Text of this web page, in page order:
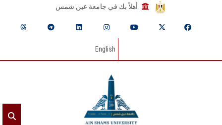
أهلاً بك في جامعة عين شمس
English